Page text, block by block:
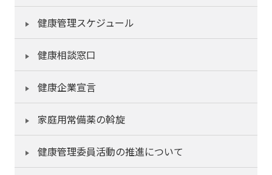
健康管理スケジュール
健康相談窓口
健康企業宣言
家庭用常備薬の斡旋
健康管理委員活動の推進について